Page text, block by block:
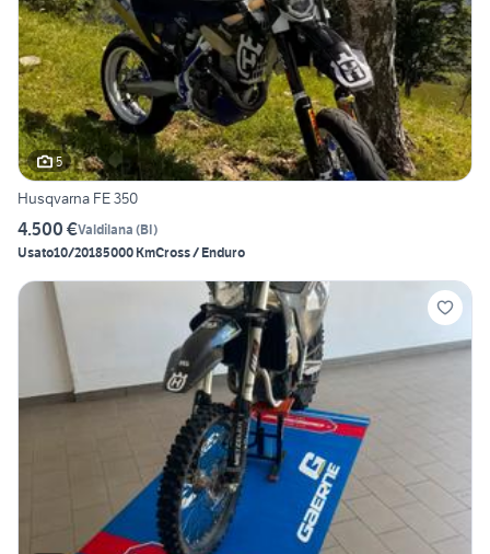
5
Husqvarna FE 350
4.500 €Valdilana (BI)
Usato10/20185000 KmCross / Enduro